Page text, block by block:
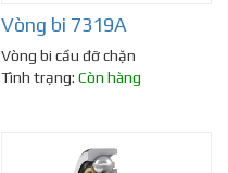
Vòng bi 7319A
Vòng bi cầu đỡ chặn
Tình trạng: Còn hàng